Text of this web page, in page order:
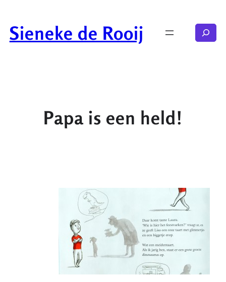
naar
deSieneke de Rooij Zoeken
Papa is een held!